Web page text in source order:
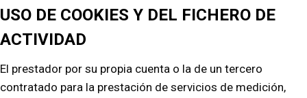
USO DE COOKIES Y DEL FICHERO DE
ACTIVIDAD
El prestador por su propia cuenta o la de un tercero
contratado para la prestación de servicios de medición,